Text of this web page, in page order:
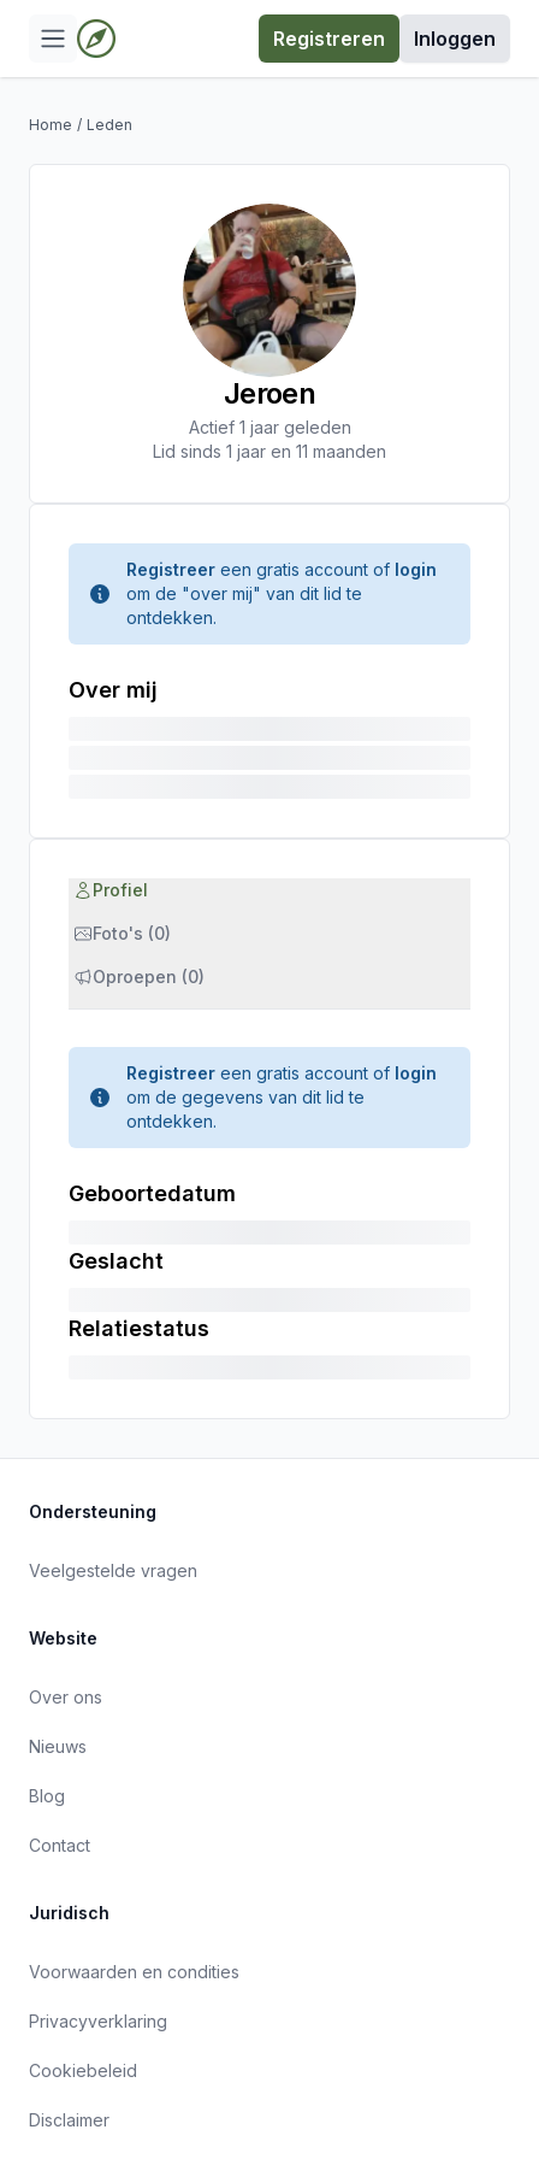
Registreren Inloggen
Home / Leden
Jeroen
Actief 1 jaar geleden
Lid sinds 1 jaar en 11 maanden
Registreer een gratis account of login
om de "over mij" van dit lid te
ontdekken.
Over mij
Profiel
Foto's (0)
Oproepen (0)
Registreer een gratis account of login
om de gegevens van dit lid te
ontdekken.
Geboortedatum
Geslacht
Relatiestatus
Ondersteuning
Veelgestelde vragen
Website
Over ons
Nieuws
Blog
Contact
Juridisch
Voorwaarden en condities
Privacyverklaring
Cookiebeleid
Disclaimer